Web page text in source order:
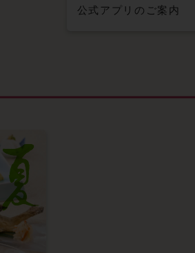
公式アプリのご案内